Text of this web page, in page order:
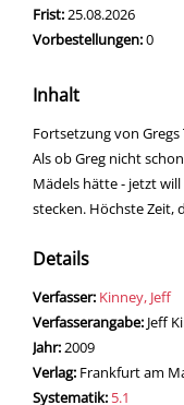
Frist: 25.08.2026
Vorbestellungen:0
Inhalt
Fortsetzung von Gregs
Als ob Greg nicht
Mädels hätte - jetzt
stecken. Höchste Zeit,
Details
Verfasser: Suche nach
Kinney, Jeff
Verfasserangabe: Jeff
Jahr: 2009
Verlag: Frankfurt am
opens in new tab
Diesen Link in neuem
Systematik: Suche
5.1